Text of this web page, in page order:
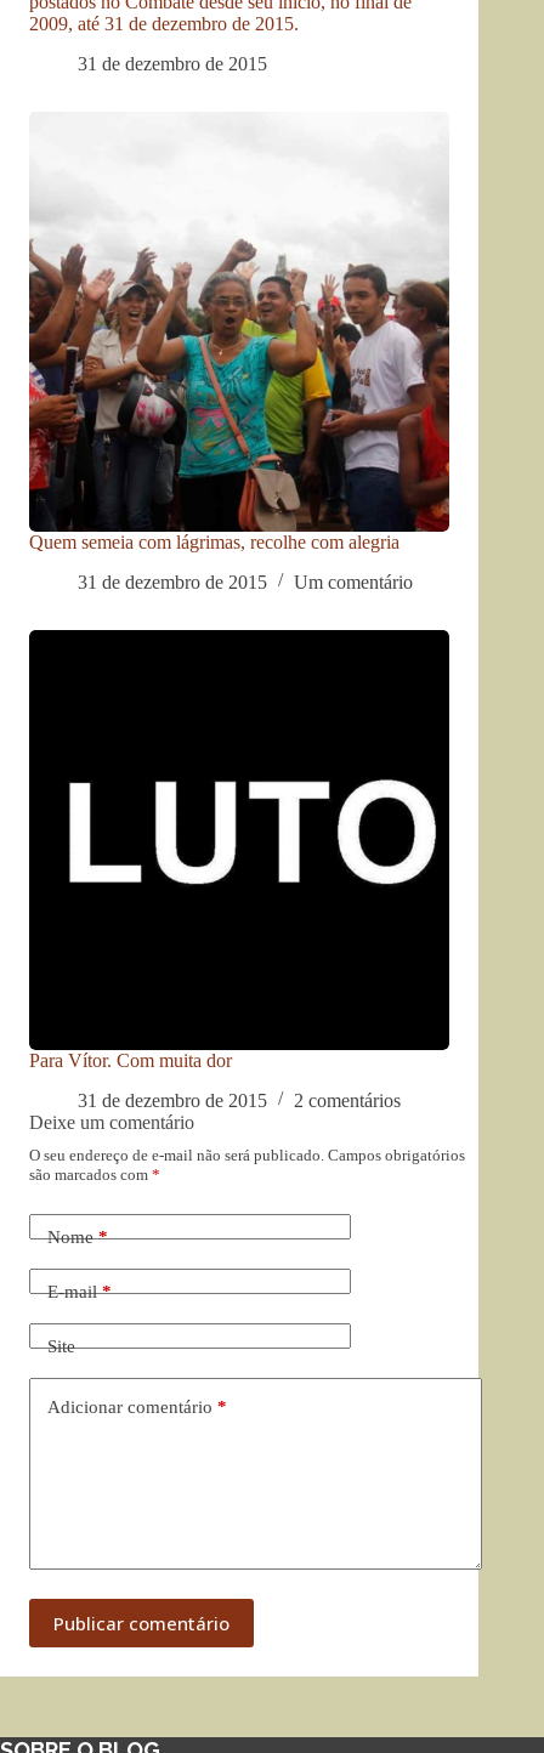
2009, até 31 de dezembro de 2015.
31 de dezembro de 2015
Quem semeia com lágrimas, recolhe com alegria
31 de dezembro de 2015
Um comentário
Para Vítor. Com muita dor
31 de dezembro de 2015
2 comentários
Deixe um comentário
O seu endereço de e-mail não será publicado. Campos obrigatórios
são marcados com *
Nome*
E-mail*
Site
Adicionar comentário *
Publicar comentário